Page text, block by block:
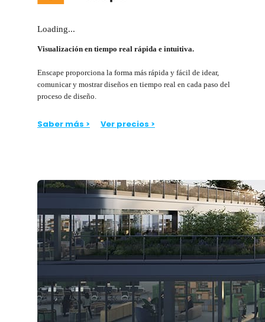
Loading...
Visualización en tiempo real rápida e intuitiva.
Enscape proporciona la forma más rápida y fácil de idear,
comunicar y mostrar diseños en tiempo real en cada paso del
proceso de diseño.
Saber más > Ver precios >